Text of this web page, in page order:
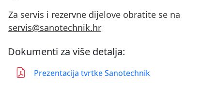
Za servis i rezervne dijelove obratite se na
servis@sanotechnik.hr
Dokumenti za više detalja:
Prezentacija tvrtke Sanotechnik